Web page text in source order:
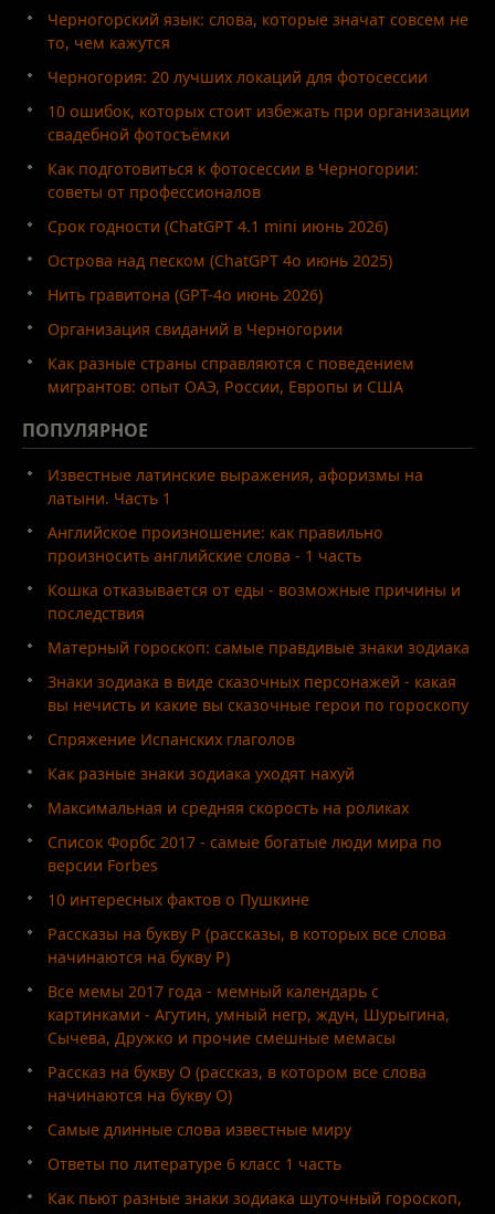
Черногорский язык: слова, которые значат совсем не
то, чем кажутся
Черногория: 20 лучших локаций для фотосессии
10 ошибок, которых стоит избежать при организации
свадебной фотосъёмки
Как подготовиться к фотосессии в Черногории:
советы от профессионалов
Срок годности (ChatGPT 4.1 mini июнь 2026)
Острова над песком (ChatGPT 4o июнь 2025)
Нить гравитона (GPT-4o июнь 2026)
Организация свиданий в Черногории
Как разные страны справляются с поведением
мигрантов: опыт ОАЭ, России, Европы и США
ПОПУЛЯРНОЕ
Известные латинские выражения, афоризмы на
латыни. Часть 1
Английское произношение: как правильно
произносить английские слова - 1 часть
Кошка отказывается от еды - возможные причины и
последствия
Матерный гороскоп: самые правдивые знаки зодиака
Знаки зодиака в виде сказочных персонажей - какая
вы нечисть и какие вы сказочные герои по гороскопу
Спряжение Испанских глаголов
Как разные знаки зодиака уходят нахуй
Максимальная и средняя скорость на роликах
Список Форбс 2017 - самые богатые люди мира по
версии Forbes
10 интересных фактов о Пушкине
Рассказы на букву Р (рассказы, в которых все слова
начинаются на букву Р)
Все мемы 2017 года - мемный календарь с
картинками - Агутин, умный негр, ждун, Шурыгина,
Сычева, Дружко и прочие смешные мемасы
Рассказ на букву О (рассказ, в котором все слова
начинаются на букву О)
Самые длинные слова известные миру
Ответы по литературе 6 класс 1 часть
Как пьют разные знаки зодиака шуточный гороскоп,